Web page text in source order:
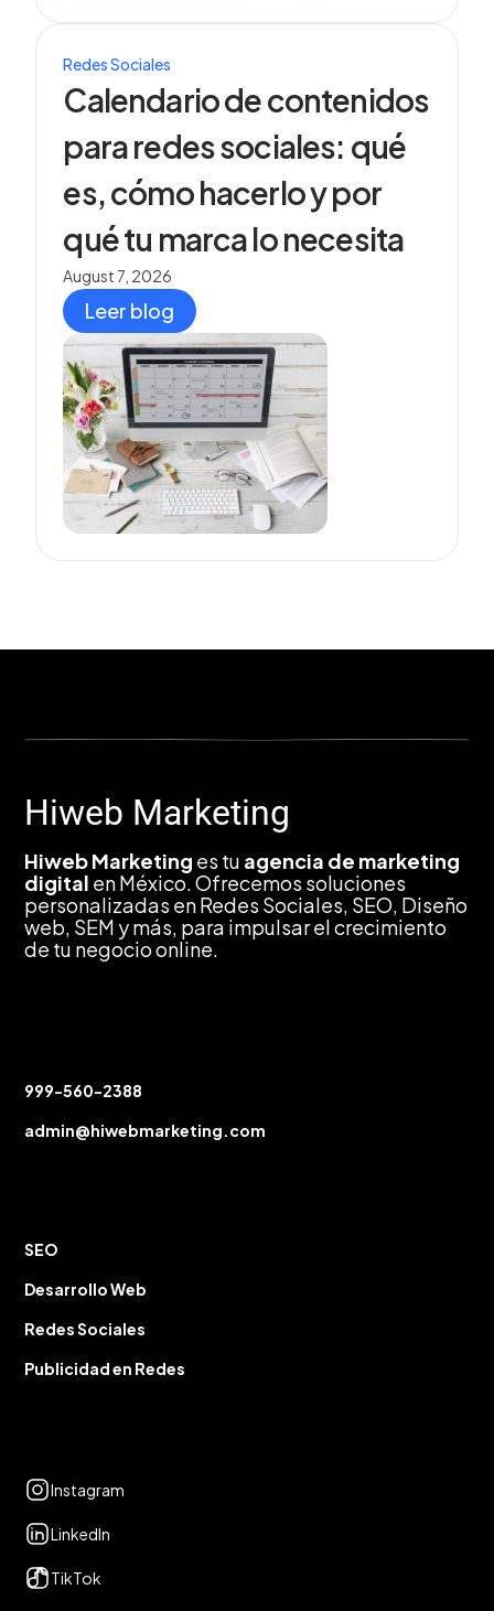
Redes Sociales
Calendario de contenidos
para redes sociales: qué
es, cómo hacerlo y por
qué tu marca lo necesita
August 7, 2026
Leer blog
Hiweb Marketing
Hiweb Marketing es tu agencia de marketing
digital en México. Ofrecemos soluciones
personalizadas en Redes Sociales, SEO, Diseño
web, SEM y más, para impulsar el crecimiento
de tu negocio online.
999-560-2388
admin@hiwebmarketing.com
SEO
Desarrollo Web
Redes Sociales
Publicidad en Redes
Instagram
LinkedIn
TikTok